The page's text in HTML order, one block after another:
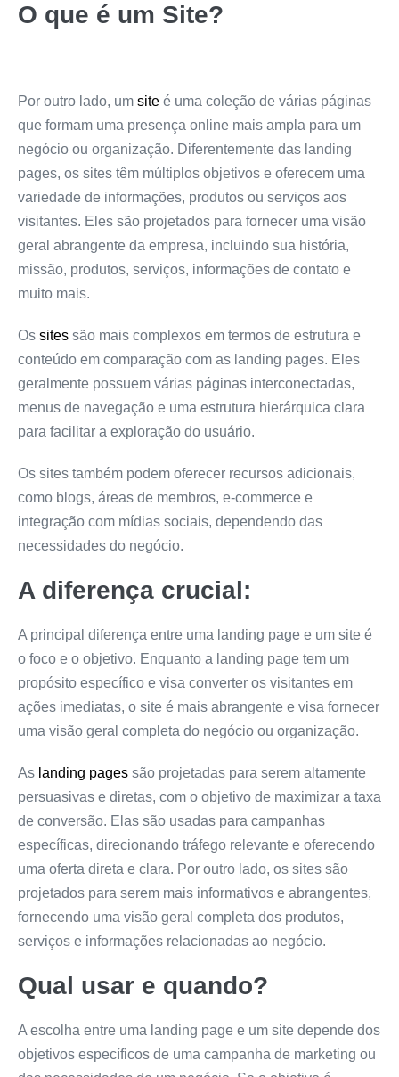
O que é um Site?
Por outro lado, um site é uma coleção de várias páginas
que formam uma presença online mais ampla para um
negócio ou organização. Diferentemente das landing
pages, os sites têm múltiplos objetivos e oferecem uma
variedade de informações, produtos ou serviços aos
visitantes. Eles são projetados para fornecer uma visão
geral abrangente da empresa, incluindo sua história,
missão, produtos, serviços, informações de contato e
muito mais.
Os sites são mais complexos em termos de estrutura e
conteúdo em comparação com as landing pages. Eles
geralmente possuem várias páginas interconectadas,
menus de navegação e uma estrutura hierárquica clara
para facilitar a exploração do usuário.
Os sites também podem oferecer recursos adicionais,
como blogs, áreas de membros, e-commerce e
integração com mídias sociais, dependendo das
necessidades do negócio.
A diferença crucial:
A principal diferença entre uma landing page e um site é
o foco e o objetivo. Enquanto a landing page tem um
propósito específico e visa converter os visitantes em
ações imediatas, o site é mais abrangente e visa fornecer
uma visão geral completa do negócio ou organização.
As landing pages são projetadas para serem altamente
persuasivas e diretas, com o objetivo de maximizar a taxa
de conversão. Elas são usadas para campanhas
específicas, direcionando tráfego relevante e oferecendo
uma oferta direta e clara. Por outro lado, os sites são
projetados para serem mais informativos e abrangentes,
fornecendo uma visão geral completa dos produtos,
serviços e informações relacionadas ao negócio.
Qual usar e quando?
A escolha entre uma landing page e um site depende dos
objetivos específicos de uma campanha de marketing ou